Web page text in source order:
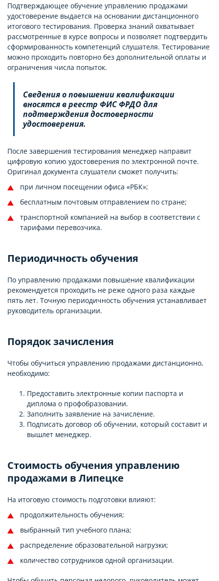
Подтверждающее обучение управлению продажами
удостоверение выдается на основании дистанционного
итогового тестирования. Проверка знаний охватывает
рассмотренные в курсе вопросы и позволяет подтвердить
сформированность компетенций слушателя. Тестирование
можно проходить повторно без дополнительной оплаты и
ограничения числа попыток.
Сведения о повышении квалификации
вносятся в реестр ФИС ФРДО для
подтверждения достоверности
удостоверения.
После завершения тестирования менеджер направит
цифровую копию удостоверения по электронной почте.
Оригинал документа слушатели сможет получить:
при личном посещении офиса «РБК»;
бесплатным почтовым отправлением по стране;
транспортной компанией на выбор в соответствии с
тарифами перевозчика.
Периодичность обучения
По управлению продажами повышение квалификации
рекомендуется проходить не реже одного раза каждые
пять лет. Точную периодичность обучения устанавливает
руководитель организации.
Порядок зачисления
Чтобы обучиться управлению продажами дистанционно,
необходимо:
Предоставить электронные копии паспорта и
диплома о профобразовании.
Заполнить заявление на зачисление.
Подписать договор об обучении, который составит и
вышлет менеджер.
Стоимость обучения управлению
продажами в Липецке
На итоговую стоимость подготовки влияют:
продолжительность обучения;
выбранный тип учебного плана;
распределение образовательной нагрузки;
количество сотрудников одной организации.